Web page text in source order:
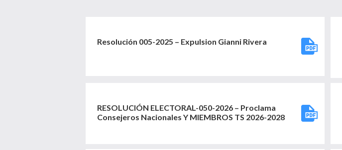
Resolución 005-2025 – Expulsion Gianni Rivera
RESOLUCIÓN ELECTORAL-050-2026 – Proclama
Consejeros Nacionales Y MIEMBROS TS 2026-2028